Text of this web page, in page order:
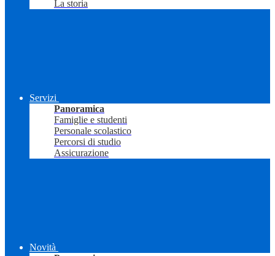
La storia
Servizi
Panoramica
Famiglie e studenti
Personale scolastico
Percorsi di studio
Assicurazione
Novità